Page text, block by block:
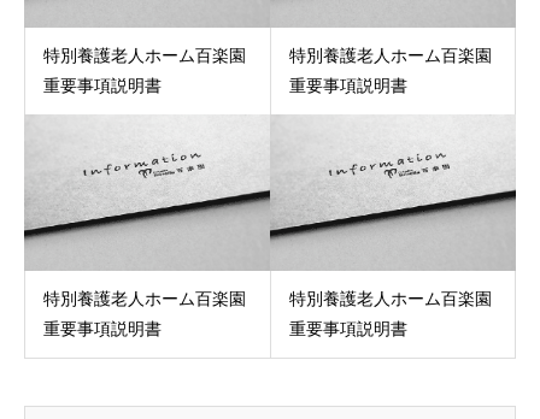
特別養護老人ホーム百楽園
重要事項説明書
特別養護老人ホーム百楽園
重要事項説明書
特別養護老人ホーム百楽園
重要事項説明書
特別養護老人ホーム百楽園
重要事項説明書